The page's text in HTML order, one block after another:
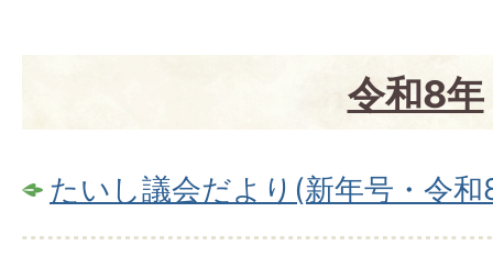
令和8年
たいし議会だより(新年号・令和